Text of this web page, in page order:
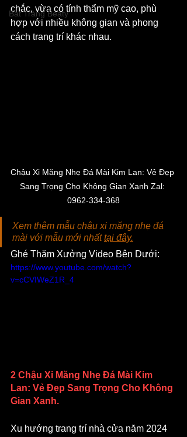
Bát Tràng Beaty
chắc, vừa có tính thẩm mỹ cao, phù
hợp với nhiều không gian và phong
cách trang trí khác nhau.
Chậu Xi Măng Nhẹ Đá Mài Kim Lan: Vẻ Đẹp
Sang Trọng Cho Không Gian Xanh Zal:
0962-334-368
Xem thêm mẫu chậu xi măng nhẹ đá
mài với mẫu mới nhất tại đây.
Ghé Thăm Xưởng Video Bên Dưới:
https://www.youtube.com/watch?
v=cCVIWeZ1R_4
2 Chậu Xi Măng Nhẹ Đá Mài Kim
Lan: Vẻ Đẹp Sang Trọng Cho Không
Gian Xanh.
Xu hướng trang trí nhà cửa năm 2024